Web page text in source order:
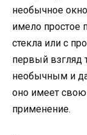
необычное
имело простое
стекла или с
первый взгляд
необычным и
оно имеет свою
применение.